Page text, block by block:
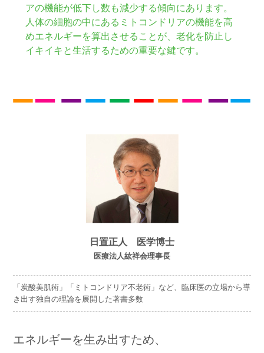
アの機能が低下し数も減少する傾向にあります。
人体の細胞の中にあるミトコンドリアの機能を高
めエネルギーを算出させることが、老化を防止し
イキイキと生活するための重要な鍵です。
日置正人 医学博士
医療法人紘祥会理事長
「炭酸美肌術」「ミトコンドリア不老術」など、臨床医の立場から導
き出す独自の理論を展開した著書多数
エネルギーを生み出すため、